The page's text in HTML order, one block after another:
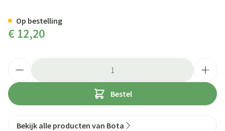
€ 12,20
Bestel
Op bestelling
Bekijk alle producten van Bota